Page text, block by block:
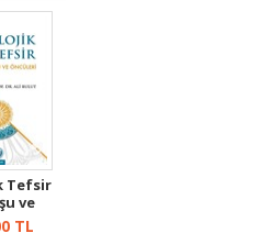
Tefsir
ve
TL